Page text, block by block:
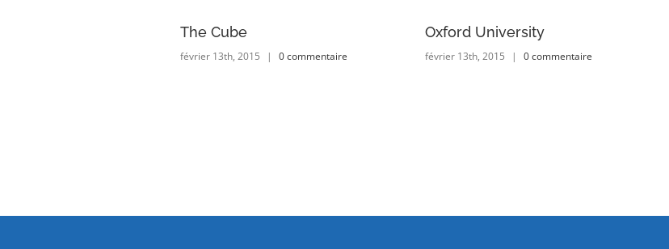
The Cube
février 13th, 2015 | 0 commentaire
Oxford University
février 13th, 2015 | 0 commentaire